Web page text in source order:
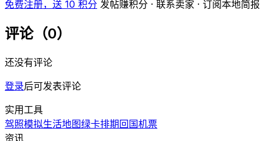
免费注册，送 10 积分 发帖赚积分 · 联系卖家 · 订阅本地简报
评论（0）
还没有评论
登录后可发表评论
实用工具
驾照模拟生活地图绿卡排期 回国机票
资讯